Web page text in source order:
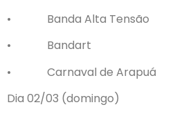
• Banda Alta Tensão
• Bandart
• Carnaval de Arapuá
Dia 02/03 (domingo)